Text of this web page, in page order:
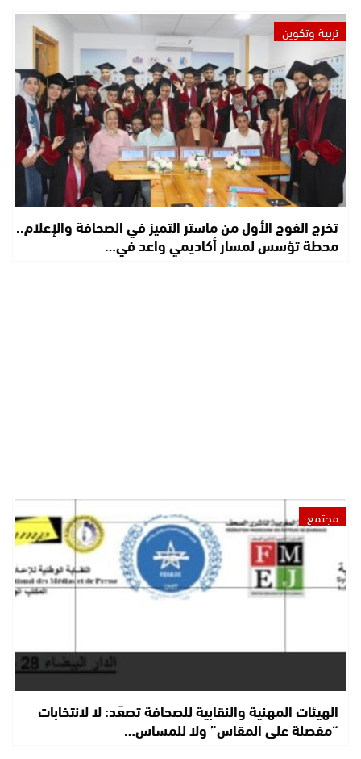
تربية وتكوين
تخرج الفوج الأول من ماستر التميز في الصحافة والإعلام..
محطة تؤسس لمسار أكاديمي واعد في…
مجتمع
الهيئات المهنية والنقابية للصحافة تصعّد: لا لانتخابات
“مفصلة على المقاس” ولا للمساس…